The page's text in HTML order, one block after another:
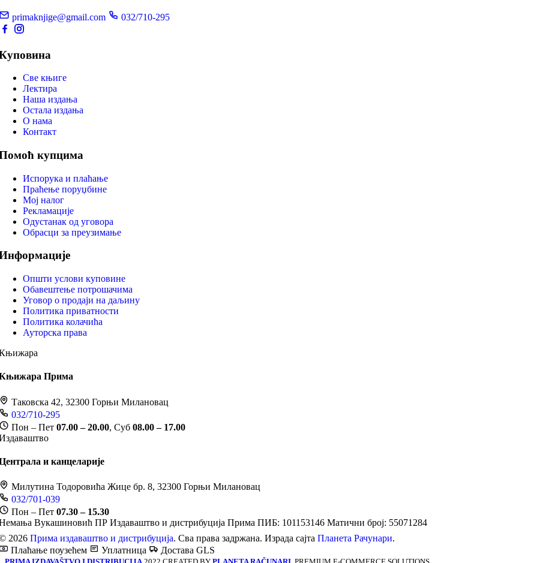
primaknjige@gmail.com 032/710-295
Све књиге
Лектира
Наша издања
Остала издања
О нама
Контакт
купцима
Испорука и плаћање
Праћење поруџбине
Мој налог
Рекламације
Одустанак од уговора
Обрасци за преузимање
Општи услови куповине
Обавештење потрошачима
Уговор о продаји на даљину
Политика приватности
Политика колачића
Ауторска права
Прима
Таковска 42, 32300 Горњи Милановац
032/710-295
Пон – Пет 07.00 – 20.00, Суб 08.00 – 17.00
и канцеларије
Милутина Тодоровића Жице бр. 8, 32300 Горњи Милановац
032/701-039
Пон – Пет 07.30 – 15.30
Вукашиновић ПР Издаваштво и дистрибуција Прима ПИБ: 101153146 Матични број: 55071284
2026 Прима издаваштво и дистрибуција. Сва права задржана. Израда сајта Планета Рачунари.
Плаћање поузећем
Уплатница Достава GLS